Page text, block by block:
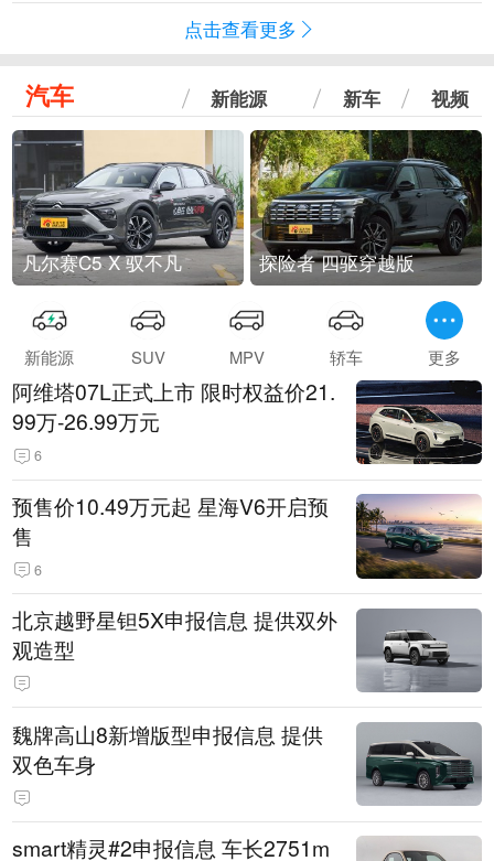
点击查看更多
汽车 新能源 新车 视频
凡尔赛C5 X 驭不凡 探险者 四驱穿越版
新能源 SUV MPV 轿车 更多
阿维塔07L正式上市 限时权益价21.
99万-26.99万元
6
预售价10.49万元起 星海V6开启预
售
6
北京越野星钽5X申报信息 提供双外
观造型
魏牌高山8新增版型申报信息 提供
双色车身
smart精灵#2申报信息 车长2751m